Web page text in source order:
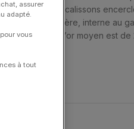
perles d’or et calissons
dessin. La bélière, interne au
Le poids d’or moyen est de
assurer
adapté.
vous
à tout